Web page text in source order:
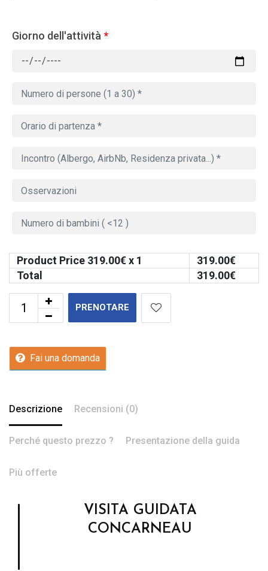
Giorno dell'attività*
Product Price 319.00€ x 1 319.00€
Total
319.00€
PRENOTARE
Fai una domanda
Descrizione Recensioni (0)
Perché questo prezzo ? Presentazione della guida
Più offerte
VISITA GUIDATA
CONCARNEAU